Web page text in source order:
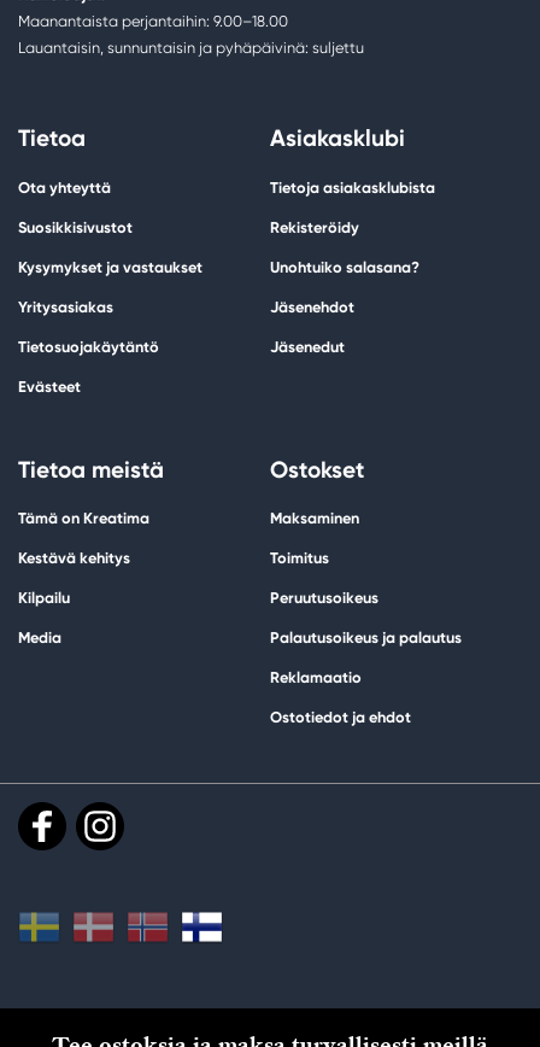
Maanantaista perjantaihin: 9.00–18.00
Lauantaisin, sunnuntaisin ja pyhäpäivinä: suljettu
Tietoa
Ota yhteyttä
Suosikkisivustot
Kysymykset ja vastaukset
Yritysasiakas
Tietosuojakäytäntö
Evästeet
Asiakasklubi
Tietoja asiakasklubista
Rekisteröidy
Unohtuiko salasana?
Jäsenehdot
Jäsenedut
Tietoa meistä
Tämä on Kreatima
Kestävä kehitys
Kilpailu
Media
Ostokset
Maksaminen
Toimitus
Peruutusoikeus
Palautusoikeus ja palautus
Reklamaatio
Ostotiedot ja ehdot